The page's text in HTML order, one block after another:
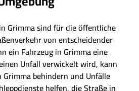
Grimma sind für die öffentliche
von entscheidender
ein Fahrzeug in Grimma eine
Unfall verwickelt wird, kann
Grimma behindern und Unfälle